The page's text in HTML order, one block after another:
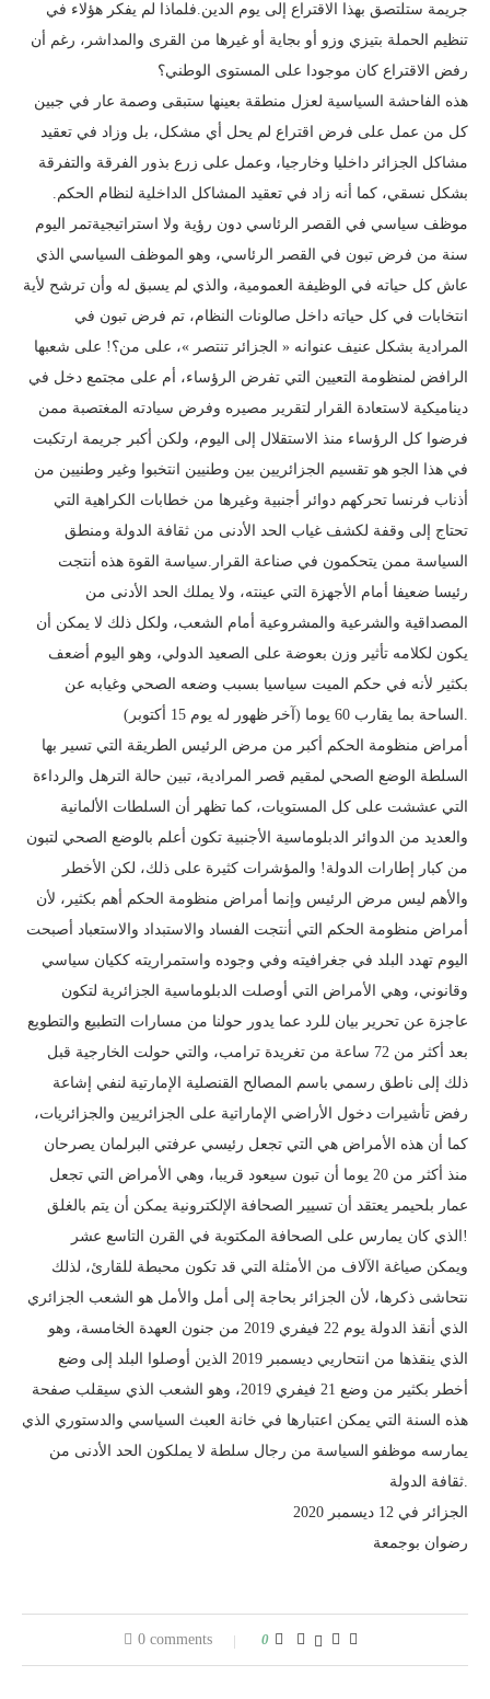
جريمة ستلتصق بهذا الاقتراع إلى يوم الدين.فلماذا لم يفكر هؤلاء في
تنظيم الحملة بتيزي وزو أو بجاية أو غيرها من القرى والمداشر، رغم أن
رفض الاقتراع كان موجودا على المستوى الوطني؟
هذه الفاحشة السياسية لعزل منطقة بعينها ستبقى وصمة عار في جبين
كل من عمل على فرض اقتراع لم يحل أي مشكل، بل وزاد في تعقيد
مشاكل الجزائر داخليا وخارجيا، وعمل على زرع بذور الفرقة والتفرقة
بشكل نسقي، كما أنه زاد في تعقيد المشاكل الداخلية لنظام الحكم.
موظف سياسي في القصر الرئاسي دون رؤية ولا استراتيجيةتمر اليوم
سنة من فرض تبون في القصر الرئاسي، وهو الموظف السياسي الذي
عاش كل حياته في الوظيفة العمومية، والذي لم يسبق له وأن ترشح لأية
انتخابات في كل حياته داخل صالونات النظام، تم فرض تبون في
المرادية بشكل عنيف عنوانه « الجزائر تنتصر »، على من؟! على شعبها
الرافض لمنظومة التعيين التي تفرض الرؤساء، أم على مجتمع دخل في
ديناميكية لاستعادة القرار لتقرير مصيره وفرض سيادته المغتصبة ممن
فرضوا كل الرؤساء منذ الاستقلال إلى اليوم، ولكن أكبر جريمة ارتكبت
في هذا الجو هو تقسيم الجزائريين بين وطنيين انتخبوا وغير وطنيين من
أذناب فرنسا تحركهم دوائر أجنبية وغيرها من خطابات الكراهية التي
تحتاج إلى وقفة لكشف غياب الحد الأدنى من ثقافة الدولة ومنطق
السياسة ممن يتحكمون في صناعة القرار.سياسة القوة هذه أنتجت
رئيسا ضعيفا أمام الأجهزة التي عينته، ولا يملك الحد الأدنى من
المصداقية والشرعية والمشروعية أمام الشعب، ولكل ذلك لا يمكن أن
يكون لكلامه تأثير وزن بعوضة على الصعيد الدولي، وهو اليوم أضعف
بكثير لأنه في حكم الميت سياسيا بسبب وضعه الصحي وغيابه عن
الساحة بما يقارب 60 يوما (آخر ظهور له يوم 15 أكتوبر).
أمراض منظومة الحكم أكبر من مرض الرئيس الطريقة التي تسير بها
السلطة الوضع الصحي لمقيم قصر المرادية، تبين حالة الترهل والرداءة
التي عششت على كل المستويات، كما تظهر أن السلطات الألمانية
والعديد من الدوائر الدبلوماسية الأجنبية تكون أعلم بالوضع الصحي لتبون
من كبار إطارات الدولة! والمؤشرات كثيرة على ذلك، لكن الأخطر
والأهم ليس مرض الرئيس وإنما أمراض منظومة الحكم أهم بكثير، لأن
أمراض منظومة الحكم التي أنتجت الفساد والاستبداد والاستعباد أصبحت
اليوم تهدد البلد في جغرافيته وفي وجوده واستمراريته ككيان سياسي
وقانوني، وهي الأمراض التي أوصلت الدبلوماسية الجزائرية لتكون
عاجزة عن تحرير بيان للرد عما يدور حولنا من مسارات التطبيع والتطويع
بعد أكثر من 72 ساعة من تغريدة ترامب، والتي حولت الخارجية قبل
ذلك إلى ناطق رسمي باسم المصالح القنصلية الإمارتية لنفي إشاعة
رفض تأشيرات دخول الأراضي الإماراتية على الجزائريين والجزائريات،
كما أن هذه الأمراض هي التي تجعل رئيسي عرفتي البرلمان يصرحان
منذ أكثر من 20 يوما أن تبون سيعود قريبا، وهي الأمراض التي تجعل
عمار بلحيمر يعتقد أن تسيير الصحافة الإلكترونية يمكن أن يتم بالغلق
الذي كان يمارس على الصحافة المكتوبة في القرن التاسع عشر!
ويمكن صياغة الآلاف من الأمثلة التي قد تكون محبطة للقارئ، لذلك
نتحاشى ذكرها، لأن الجزائر بحاجة إلى أمل والأمل هو الشعب الجزائري
الذي أنقذ الدولة يوم 22 فيفري 2019 من جنون العهدة الخامسة، وهو
الذي ينقذها من انتحاريي ديسمبر 2019 الذين أوصلوا البلد إلى وضع
أخطر بكثير من وضع 21 فيفري 2019، وهو الشعب الذي سيقلب صفحة
هذه السنة التي يمكن اعتبارها في خانة العبث السياسي والدستوري الذي
يمارسه موظفو السياسة من رجال سلطة لا يملكون الحد الأدنى من
ثقافة الدولة.
الجزائر في 12 ديسمبر 2020
رضوان بوجمعة
0 comments 0